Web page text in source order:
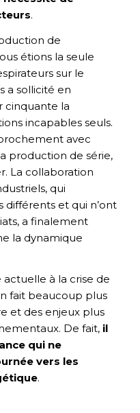
.
de
étions la seule
sur le
a sollicité en
cinquante la
incapables seuls.
avec
production de série,
La collaboration
qui
différents et qui n’ont
a finalement
la dynamique
à la crise de
fait beaucoup plus
et des enjeux plus
De fait, il
qui ne
vers les
.